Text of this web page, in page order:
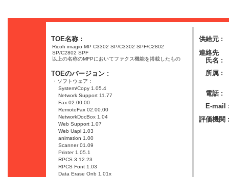
TOE名称 :
Ricoh imagio MP C3302 SP/C3302 SPF/C2802
SP/C2802 SPF
以上の名称のMFPにおいてファクス機能を搭載したもの
TOEのバージョン :
・ソフトウェア：
System/Copy 1.05.4
Network Support 11.77
Fax 02.00.00
RemoteFax 02.00.00
NetworkDocBox 1.04
Web Support 1.07
Web Uapl 1.03
animation 1.00
Scanner 01.09
Printer 1.05.1
RPCS 3.12.23
RPCS Font 1.03
Data Erase Onb 1.01x
供給元 :
連絡先
氏名 :
所属 :
電話 :
E-mail
評価機関 :